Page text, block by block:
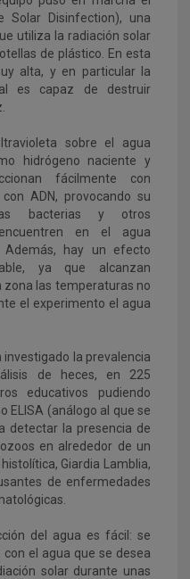
Solar Disinfection), una
utiliza la radiación solar
de plástico. En esta
alta, y en particular la
es capaz de destruir
sobre el agua
hidrógeno naciente y
fácilmente con
ADN, provocando su
bacterias y otros
en el agua
Además, hay un efecto
ya que alcanzan
las temperaturas no
el experimento el agua
la prevalencia
de heces, en 225
educativos pudiendo
ELISA (análogo al que se
detectar la presencia de
en alrededor de un
Giardia Lamblia,
de enfermedades
del agua es fácil: se
el agua que se desea
solar durante unas